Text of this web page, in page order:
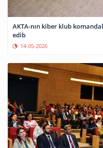
AKTA-nın kiber klub
edib
14-05-2026